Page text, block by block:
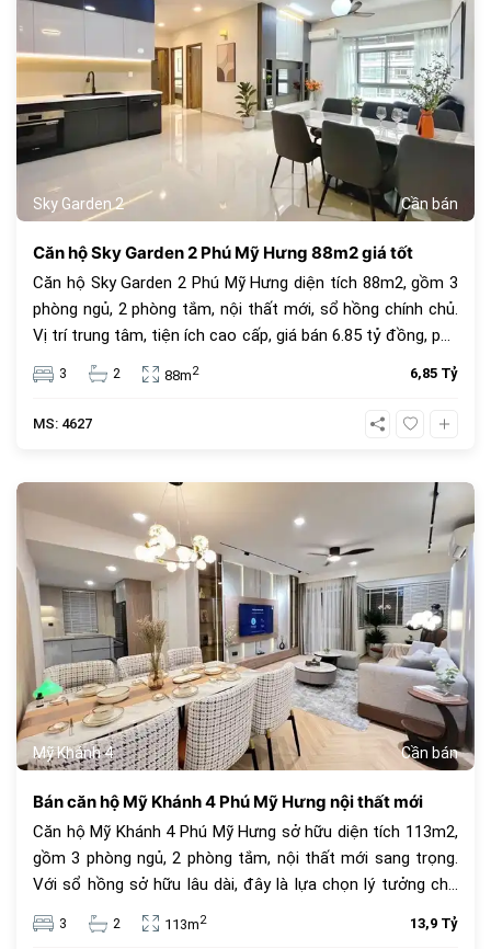
Sky Garden 2 Cần bán
Căn hộ Sky Garden 2 Phú Mỹ Hưng 88m2 giá tốt
Căn hộ Sky Garden 2 Phú Mỹ Hưng diện tích 88m2, gồm 3
phòng ngủ, 2 phòng tắm, nội thất mới, sổ hồng chính chủ.
Vị trí trung tâm, tiện ích cao cấp, giá bán 6.85 tỷ đồng, phù
hợp để ở hoặc đầu tư.
3 2 88m2 6,85 Tỷ
MS: 4627
Mỹ Khánh 4 Cần bán
Bán căn hộ Mỹ Khánh 4 Phú Mỹ Hưng nội thất mới
Căn hộ Mỹ Khánh 4 Phú Mỹ Hưng sở hữu diện tích 113m2,
gồm 3 phòng ngủ, 2 phòng tắm, nội thất mới sang trọng.
Với sổ hồng sở hữu lâu dài, đây là lựa chọn lý tưởng cho
an cư và đầu tư. Giá bán 13.9 tỷ đồng, vị trí trung tâm, tiện
ích đầy đủ.
3 2 113m2 13,9 Tỷ